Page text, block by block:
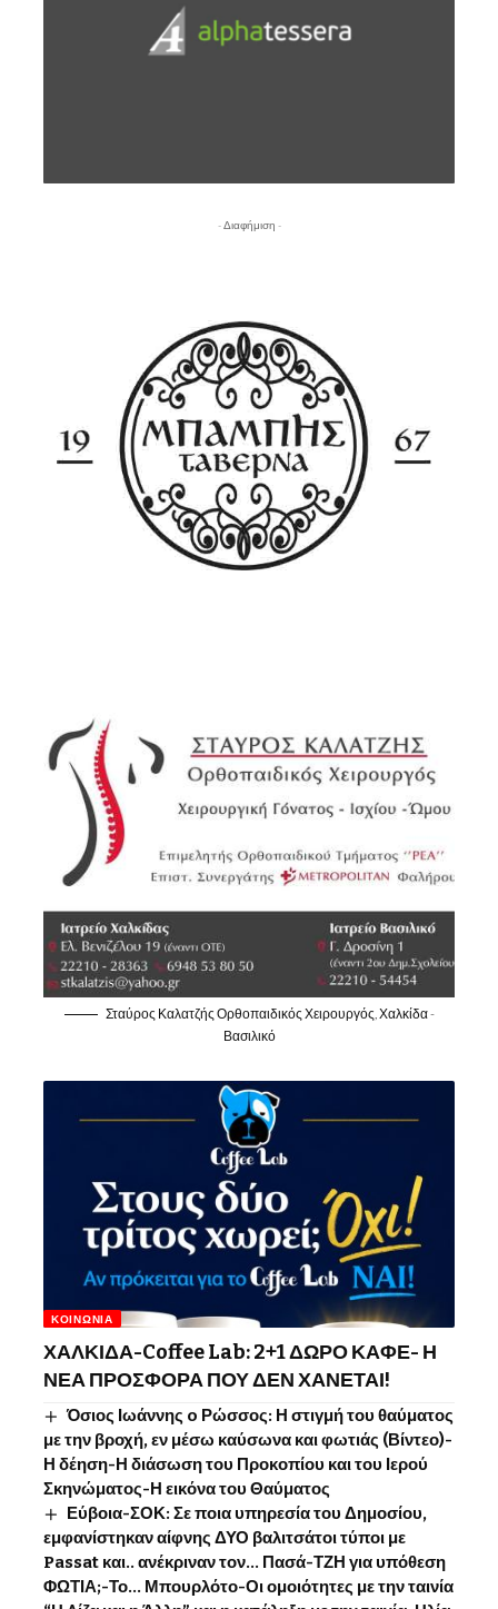
- Διαφήμιση -
Σταύρος Καλατζής Ορθοπαιδικός Χειρουργός, Χαλκίδα -
Βασιλικό
ΚΟΙΝΩΝΊΑ
ΧΑΛΚΙΔΑ-Coffee Lab: 2+1 ΔΩΡΟ ΚΑΦΕ- Η
ΝΕΑ ΠΡΟΣΦΟΡΑ ΠΟΥ ΔΕΝ ΧΑΝΕΤΑΙ!
Όσιος Ιωάννης o Ρώσσος: Η στιγμή του θαύματος
με την βροχή, εν μέσω καύσωνα και φωτιάς (Βίντεο)-
Η δέηση-Η διάσωση του Προκοπίου και του Ιερού
Σκηνώματος-Η εικόνα του Θαύματος
Εύβοια-ΣΟΚ: Σε ποια υπηρεσία του Δημοσίου,
εμφανίστηκαν αίφνης ΔΥΟ βαλιτσάτοι τύποι με
Passat και.. ανέκριναν τον… Πασά-ΤΖΗ για υπόθεση
ΦΩΤΙΑ;-Το… Μπουρλότο-Οι ομοιότητες με την ταινία